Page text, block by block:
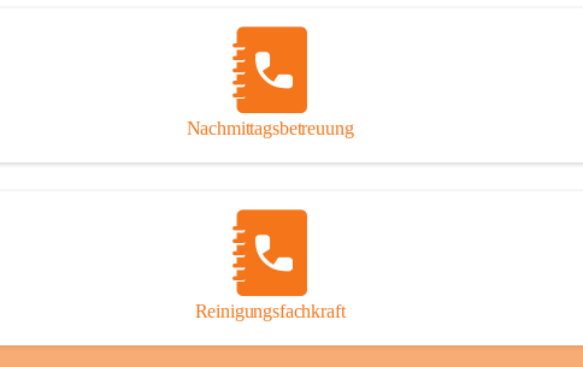
Nachmittagsbetreuung
Reinigungsfachkraft